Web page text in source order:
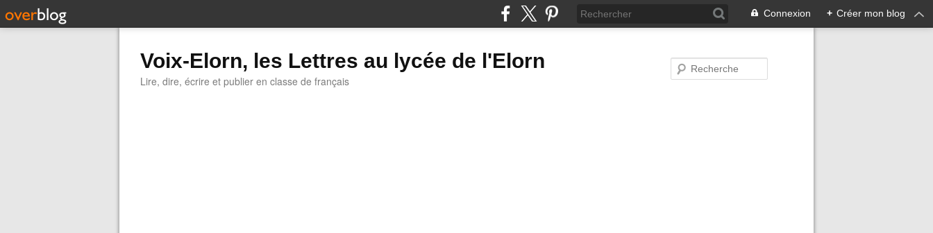
Connexion + Créer mon blog
Voix-Elorn, les Lettres au lycée de l'Elorn
Lire, dire, écrire et publier en classe de français